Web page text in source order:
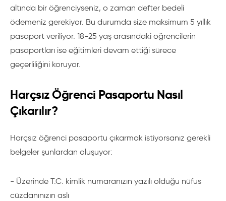
altında bir öğrenciyseniz, o zaman defter bedeli
ödemeniz gerekiyor. Bu durumda size maksimum 5 yıllık
pasaport veriliyor. 18-25 yaş arasındaki öğrencilerin
pasaportları ise eğitimleri devam ettiği sürece
geçerliliğini koruyor.
Harçsız Öğrenci Pasaportu Nasıl
Çıkarılır?
Harçsız öğrenci pasaportu çıkarmak istiyorsanız gerekli
belgeler şunlardan oluşuyor:
- Üzerinde T.C. kimlik numaranızın yazılı olduğu nüfus
cüzdanınızın aslı